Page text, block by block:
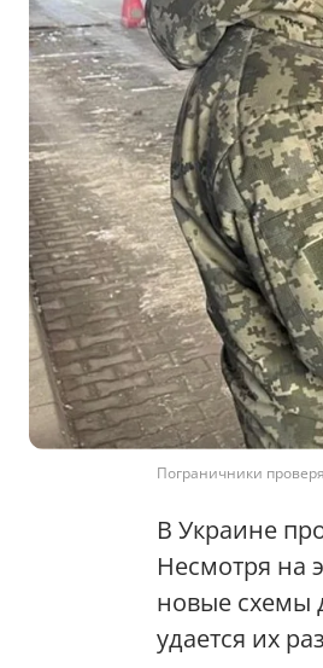
Пограничники
В Украине
Несмотря на
новые схемы
удается их